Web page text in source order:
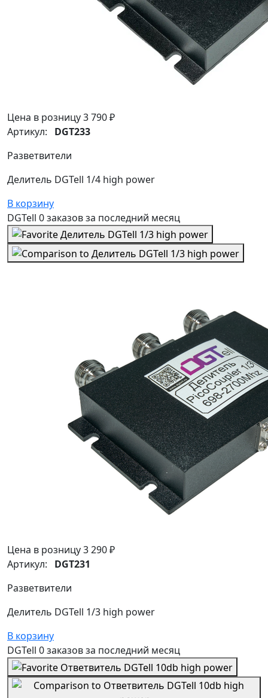
Цена в розницу3 790 ₽
Артикул: DGT233
Разветвители
Делитель DGTell 1/4 high power
В корзину
DGTell 0 заказовза последний месяц
Цена в розницу3 290 ₽
Артикул: DGT231
Разветвители
Делитель DGTell 1/3 high power
В корзину
DGTell 0 заказовза последний месяц